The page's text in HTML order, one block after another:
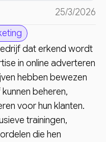
25/3/2026
dat erkend wordt
in online adverteren
hebben bewezen
beheren,
voor hun klanten.
trainingen,
die hen